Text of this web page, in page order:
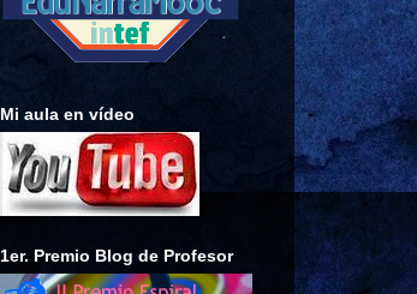
Mi aula en vídeo
1er. Premio Blog de Profesor